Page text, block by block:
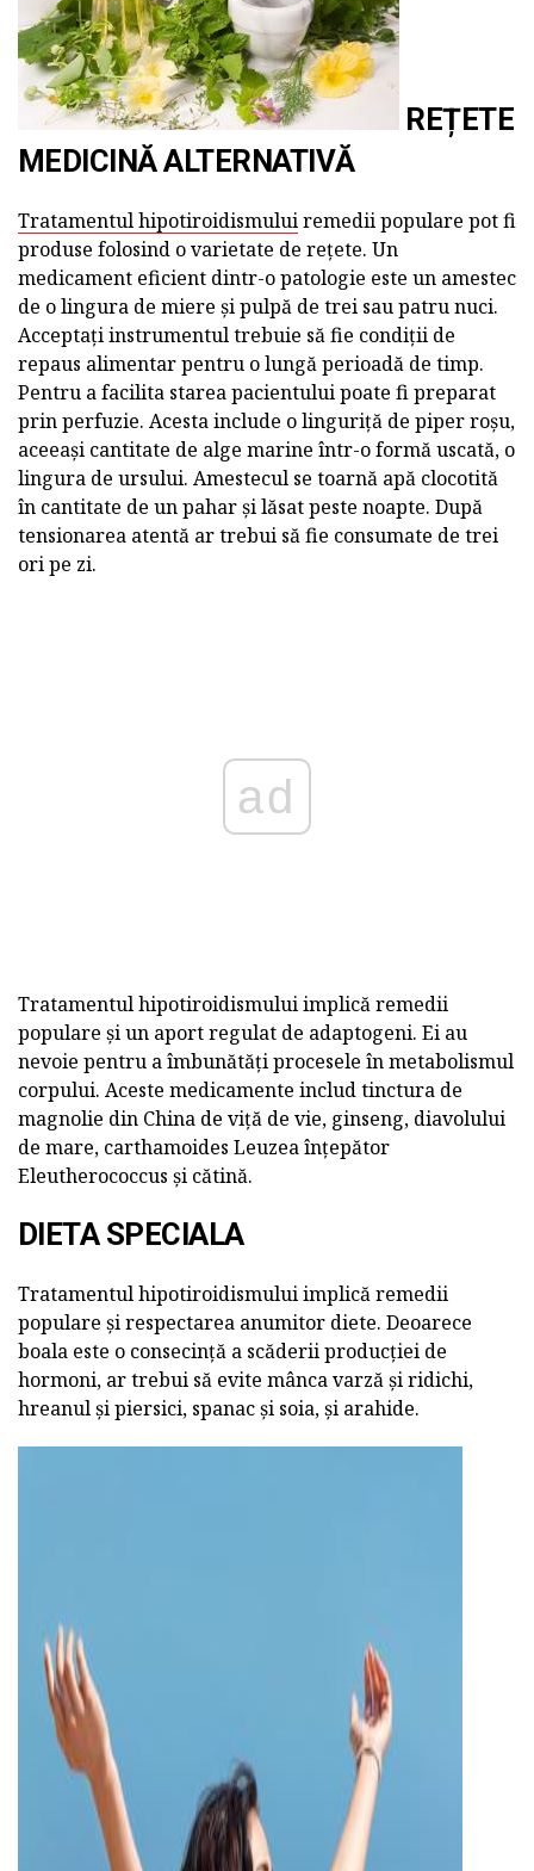
REȚETE
MEDICINĂ ALTERNATIVĂ
Tratamentul hipotiroidismuluiremedii populare pot fi
produse folosind o varietate de rețete. Un
medicament eficient dintr-o patologie este un amestec
de o lingura de miere și pulpă de trei sau patru nuci.
Acceptați instrumentul trebuie să fie condiții de
repaus alimentar pentru o lungă perioadă de timp.
Pentru a facilita starea pacientului poate fi preparat
prin perfuzie. Acesta include o linguriță de piper roșu,
aceeași cantitate de alge marine într-o formă uscată, o
lingura de ursului. Amestecul se toarnă apă clocotită
în cantitate de un pahar și lăsat peste noapte. După
tensionarea atentă ar trebui să fie consumate de trei
ori pe zi.
ad
Tratamentul hipotiroidismului implică remedii
populare și un aport regulat de adaptogeni. Ei au
nevoie pentru a îmbunătăți procesele în metabolismul
corpului. Aceste medicamente includ tinctura de
magnolie din China de viță de vie, ginseng, diavolului
de mare, carthamoides Leuzea înțepător
Eleutherococcus și cătină.
DIETA SPECIALA
Tratamentul hipotiroidismului implică remedii
populare și respectarea anumitor diete. Deoarece
boala este o consecință a scăderii producției de
hormoni, ar trebui să evite mânca varză și ridichi,
hreanul și piersici, spanac și soia, și arahide.